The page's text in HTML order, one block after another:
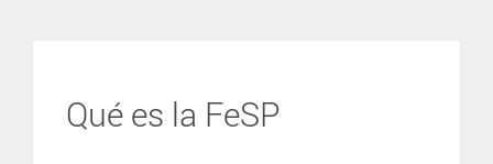
Qué es la FeSP